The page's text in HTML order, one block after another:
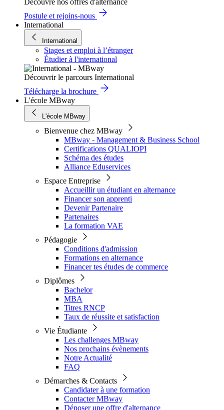
Découvre nos offres d'alternance
Postule et rejoins-nous
International
International
Stages et emploi à l’étranger
Étudier à l'international
Découvrir le parcours International
Télécharge la brochure
L'école MBway
L'école MBway
Bienvenue chez MBway
MBway - Management & Business School
Certifications QUALIOPI
Schéma des études
Alliance Eduservices
Espace Entreprise
Accueillir un étudiant en alternance
Financer son apprenti
Devenir Partenaire
Partenaires
La formation VAE
Pédagogie
Conditions d'admission
Formations en alternance
Financer tes études de commerce
Diplômes
Bachelor
MBA
Titres RNCP
Taux de réussite et satisfaction
Vie Étudiante
Les challenges MBway
Nos prochains évènements
Notre Actualité
FAQ
Démarches & Contacts
Candidater à une formation
Contacter MBway
Déposer une offre d'alternance